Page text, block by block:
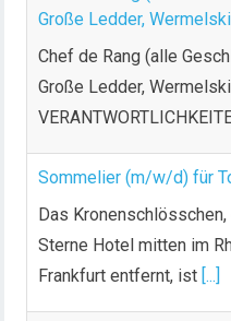
Chef de Rang (alle
Große Ledder,
Das
Sterne Hotel mitten im
Frankfurt entfernt, ist[...]